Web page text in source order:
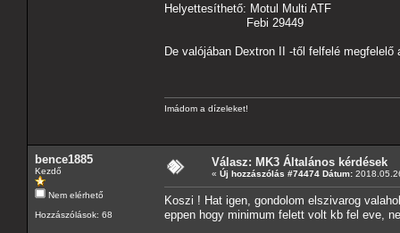
Helyettesíthető: Motul Multi ATF
Febi 29449
De valójában Dextron II -től felfelé
Imádom a dízeleket!
bence1885
Kezdő
Nem elérhető
Hozzászólások: 68
Válasz: MK3 Általános kérdések
« Új hozzászólás #74474 Dátum:
Koszi ! Hat igen, gondolom elszivarog
eppen hogy minimum felett volt kb fel eve,